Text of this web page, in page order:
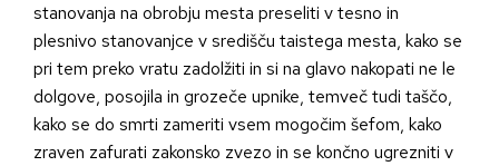
stanovanja na obrobju mesta preseliti v tesno in
plesnivo stanovanjce v središču taistega mesta, kako se
pri tem preko vratu zadolžiti in si na glavo nakopati ne le
dolgove, posojila in grozeče upnike, temveč tudi taščo,
kako se do smrti zameriti vsem mogočim šefom, kako
zraven zafurati zakonsko zvezo in se končno ugrezniti v